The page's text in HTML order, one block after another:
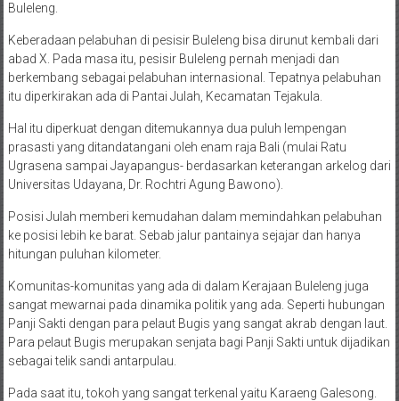
Buleleng.
Keberadaan pelabuhan di pesisir Buleleng bisa dirunut kembali dari
abad X. Pada masa itu, pesisir Buleleng pernah menjadi dan
berkembang sebagai pelabuhan internasional. Tepatnya pelabuhan
itu diperkirakan ada di Pantai Julah, Kecamatan Tejakula.
Hal itu diperkuat dengan ditemukannya dua puluh lempengan
prasasti yang ditandatangani oleh enam raja Bali (mulai Ratu
Ugrasena sampai Jayapangus- berdasarkan keterangan arkelog dari
Universitas Udayana, Dr. Rochtri Agung Bawono).
Posisi Julah memberi kemudahan dalam memindahkan pelabuhan
ke posisi lebih ke barat. Sebab jalur pantainya sejajar dan hanya
hitungan puluhan kilometer.
Komunitas-komunitas yang ada di dalam Kerajaan Buleleng juga
sangat mewarnai pada dinamika politik yang ada. Seperti hubungan
Panji Sakti dengan para pelaut Bugis yang sangat akrab dengan laut.
Para pelaut Bugis merupakan senjata bagi Panji Sakti untuk dijadikan
sebagai telik sandi antarpulau.
Pada saat itu, tokoh yang sangat terkenal yaitu Karaeng Galesong.